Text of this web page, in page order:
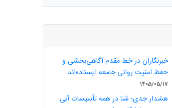
خبرنگاران در خط مقدم آگاهی‌بخشی و
حفظ امنیت روانی جامعه ایستاده‌اند
1405/05/17
هشدار جدی؛ شنا در همه تأسیسات آبی